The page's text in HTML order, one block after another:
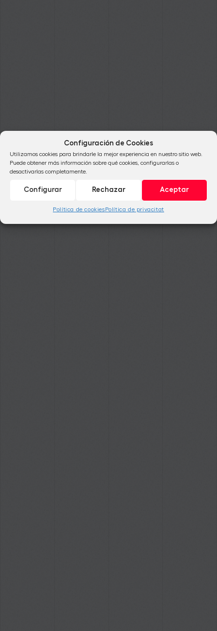
Configuración de Cookies
Utilizamos cookies para brindarle la mejor experiencia en nuestro sitio web.
Puede obtener más información sobre qué cookies, configurarlas o
desactivarlas completamente.
Aceptar
Rechazar
Configurar
Política de cookiesPolítica de privacitat